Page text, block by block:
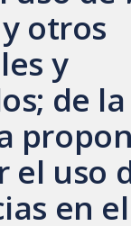
y otros
y
; de
el uso
en